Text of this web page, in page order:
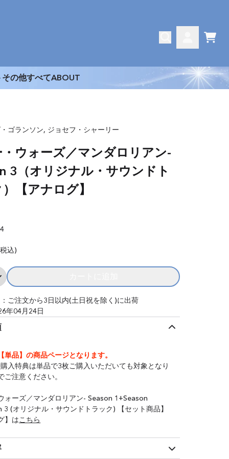
ACCOUNT
その他すべてABOUT
ゴランソン, ジョセフ・シャーリー
ウォーズ／マンダロリアン-
3（オリジナル・サウンドト
【アナログ】
込)
Add スター・ウォーズ／マンダロ
ご注文から3日以内(土日祝を除く)に出荷
年04月24日
単品】の商品ページとなります。
入特典は単品で3枚ご購入いただいても対象となり
ご注意ください。
ォーズ／マンダロリアン- Season 1+Season
3 (オリジナル・サウンドトラック) 【セット商品】
】はこちら